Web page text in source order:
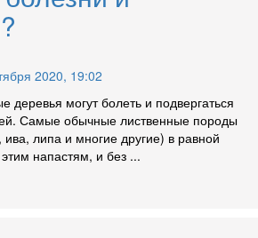
2020, 19:02
деревья могут болеть и подвергаться
Самые обычные лиственные породы
ива, липа и многие другие) в равной
напастям, и без ...